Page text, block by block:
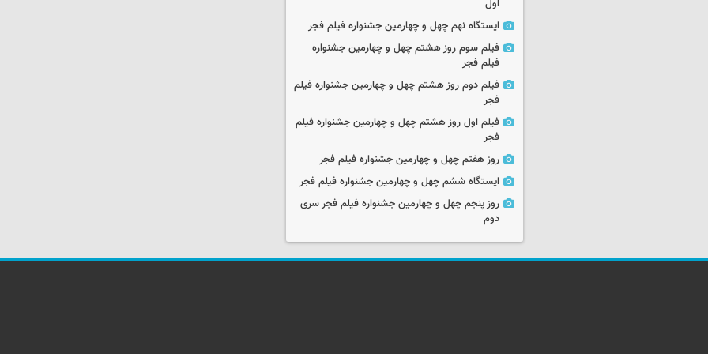
اول
ایستگاه نهم چهل و چهارمین جشنواره فیلم فجر
فیلم سوم روز هشتم چهل و چهارمین جشنواره
فیلم فجر
فیلم دوم روز هشتم چهل و چهارمین جشنواره فیلم
فجر
فیلم اول روز هشتم چهل و چهارمین جشنواره فیلم
فجر
روز هفتم چهل و چهارمین جشنواره فیلم فجر
ایستگاه ششم چهل و چهارمین جشنواره فیلم فجر
روز پنجم چهل و چهارمین جشنواره فیلم فجر سری
دوم